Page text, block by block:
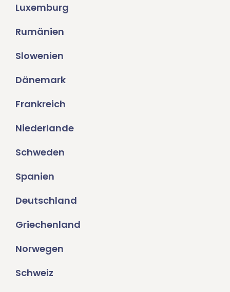
Luxemburg
Rumänien
Slowenien
Dänemark
Frankreich
Niederlande
Schweden
Spanien
Deutschland
Griechenland
Norwegen
Schweiz